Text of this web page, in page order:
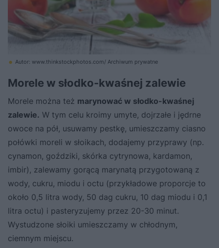
Autor: www.thinkstockphotos.com/ Archiwum prywatne
Morele w słodko-kwaśnej zalewie
Morele można też marynować w słodko-kwaśnej
zalewie. W tym celu kroimy umyte, dojrzałe i jędrne
owoce na pół, usuwamy pestkę, umieszczamy ciasno
połówki moreli w słoikach, dodajemy przyprawy (np.
cynamon, goździki, skórka cytrynowa, kardamon,
imbir), zalewamy gorącą marynatą przygotowaną z
wody, cukru, miodu i octu (przykładowe proporcje to
około 0,5 litra wody, 50 dag cukru, 10 dag miodu i 0,1
litra octu) i pasteryzujemy przez 20-30 minut.
Wystudzone słoiki umieszczamy w chłodnym,
ciemnym miejscu.